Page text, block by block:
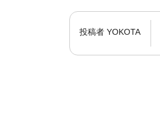
投稿者 YOKOTA